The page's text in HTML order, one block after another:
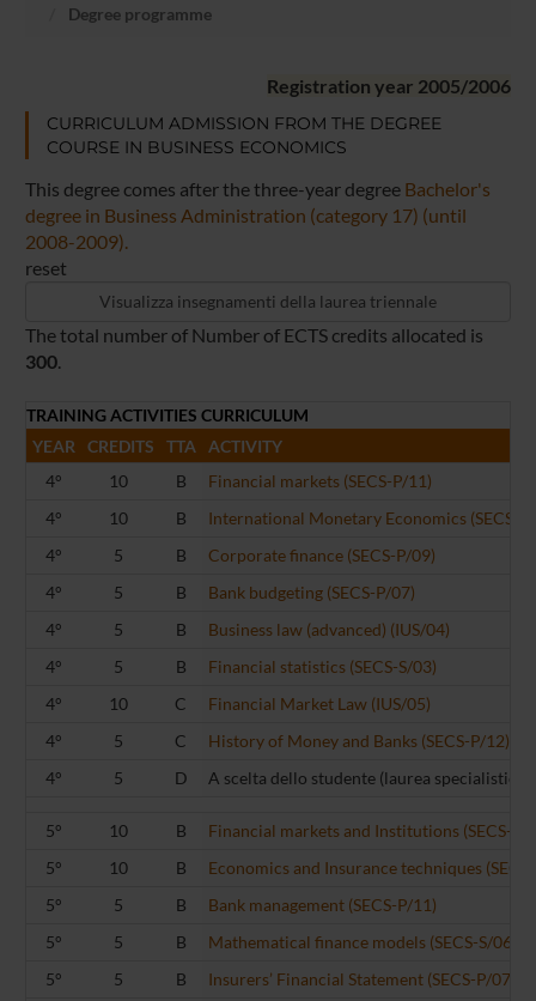
Degree programme
Registration year 2005/2006
CURRICULUM ADMISSION FROM THE DEGREE
COURSE IN BUSINESS ECONOMICS
This degree comes after the three-year degree Bachelor's
degree in Business Administration (category 17) (until
2008-2009).
reset
The total number of Number of ECTS credits allocated is
300.
TRAINING ACTIVITIES CURRICULUM
YEAR
CREDITS TTA
ACTIVITY
4°
10 B
Financial markets (SECS-P/11)
4°
10 B
International Monetary Economics (SECS-
4°
5 B
Corporate finance (SECS-P/09)
4°
5 B
Bank budgeting (SECS-P/07)
4°
5 B
Business law (advanced) (IUS/04)
4°
5 B
Financial statistics (SECS-S/03)
4°
10 C
Financial Market Law (IUS/05)
4°
5 C
History of Money and Banks (SECS-P/12)
4°
5 D A scelta dello studente (laurea specialistica)
5° 10 B
Financial markets and Institutions (SECS-P/
5°
10 B
Economics and Insurance techniques
5°
5 B
Bank management (SECS-P/11)
5°
5 B
Mathematical finance models (SECS-S/06)
5°
5 B
Insurers’ Financial Statement (SECS-P/07)